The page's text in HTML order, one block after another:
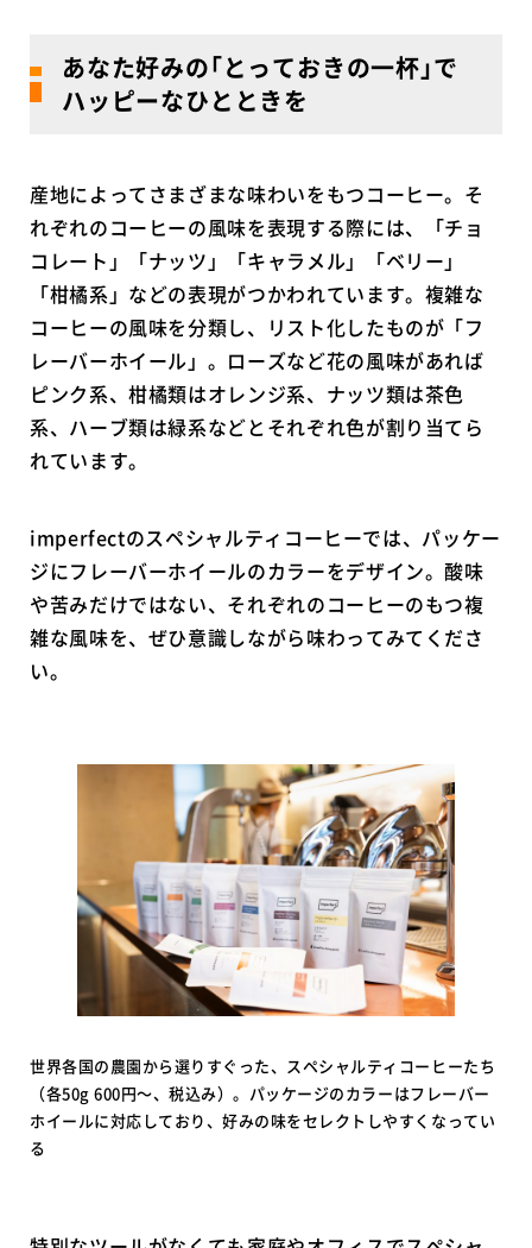
あなた好みの｢とっておきの一杯｣で
ハッピーなひとときを
産地によってさまざまな味わいをもつコーヒー。そ
れぞれのコーヒーの風味を表現する際には、「チョ
コレート」「ナッツ」「キャラメル」「ベリー」
「柑橘系」などの表現がつかわれています。複雑な
コーヒーの風味を分類し、リスト化したものが「フ
レーバーホイール」。ローズなど花の風味があれば
ピンク系、柑橘類はオレンジ系、ナッツ類は茶色
系、ハーブ類は緑系などとそれぞれ色が割り当てら
れています。
imperfectのスペシャルティコーヒーでは、パッケー
ジにフレーバーホイールのカラーをデザイン。酸味
や苦みだけではない、それぞれのコーヒーのもつ複
雑な風味を、ぜひ意識しながら味わってみてくださ
い。
世界各国の農園から選りすぐった、スペシャルティコーヒーたち
（各50g 600円〜、税込み）。パッケージのカラーはフレーバー
ホイールに対応しており、好みの味をセレクトしやすくなってい
る